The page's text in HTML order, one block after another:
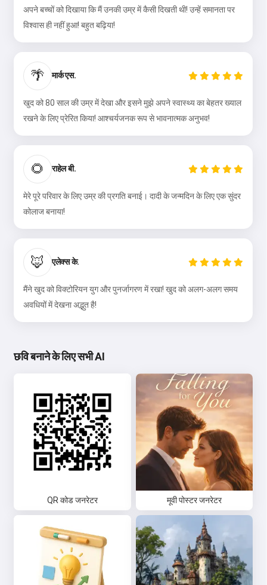
अपने बच्चों को दिखाया कि मैं उनकी उम्र में कैसी दिखती थी! उन्हें समानता पर
विश्वास ही नहीं हुआ! बहुत बढ़िया!
🌴 मार्क एस.
खुद को 80 साल की उम्र में देखा और इसने मुझे अपने स्वास्थ्य का बेहतर ख्याल
रखने के लिए प्रेरित किया! आश्चर्यजनक रूप से भावनात्मक अनुभव!
🌻 राहेल बी.
मेरे पूरे परिवार के लिए उम्र की प्रगति बनाई। दादी के जन्मदिन के लिए एक सुंदर
कोलाज बनाया!
🦊 एलेक्स के.
मैंने खुद को विक्टोरियन युग और पुनर्जागरण में रखा! खुद को अलग-अलग समय
अवधियों में देखना अद्भुत है!
छवि बनाने के लिए सभी AI
QR कोड जनरेटर मूवी पोस्टर जनरेटर